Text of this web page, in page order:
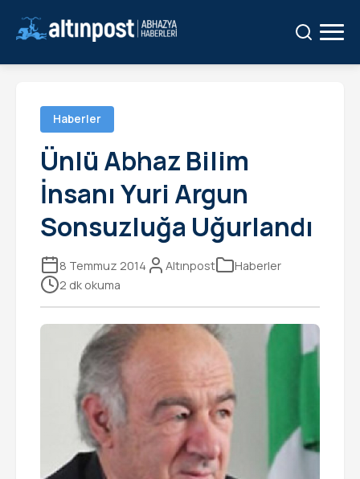
Haberler
Ünlü Abhaz Bilim
İnsanı Yuri Argun
Sonsuzluğa Uğurlandı
8 Temmuz 2014 Altınpost
Haberler
2 dk okuma